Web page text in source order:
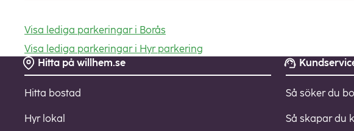
Visa lediga parkeringar i Borås
Visa lediga parkeringar i Hyr parkering
Sidfot
Hitta på willhem.se
Hitta bostad
Hyr lokal
Så söker du
Så skapar du